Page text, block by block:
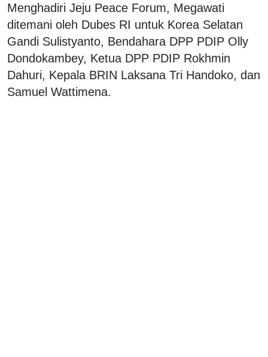
Menghadiri Jeju Peace Forum, Megawati
ditemani oleh Dubes RI untuk Korea Selatan
Gandi Sulistyanto, Bendahara DPP PDIP Olly
Dondokambey, Ketua DPP PDIP Rokhmin
Dahuri, Kepala BRIN Laksana Tri Handoko, dan
Samuel Wattimena.